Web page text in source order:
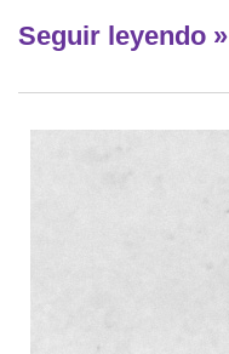
Seguir leyendo »